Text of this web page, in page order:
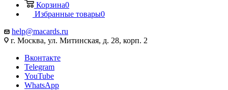
Корзина0
Избранные товары0
help@macards.ru
г. Москва, ул. Митинская, д. 28, корп. 2
Вконтакте
Telegram
YouTube
WhatsApp